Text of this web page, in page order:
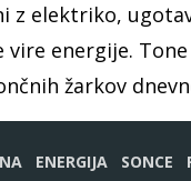
z elektriko,
vire energije.
žarkov
ENERGIJA SONCE